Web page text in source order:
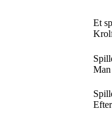
Et
Man